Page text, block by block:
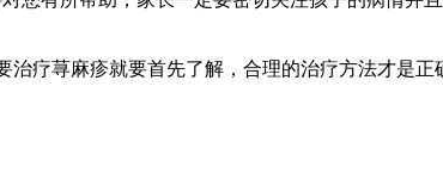
疗荨麻疹就要首先了解，合理的治疗方法才是正